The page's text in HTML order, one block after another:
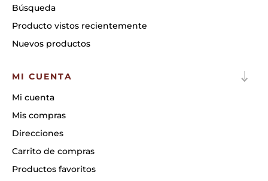
Búsqueda
Producto vistos recientemente
Nuevos productos
MI CUENTA
Mi cuenta
Mis compras
Direcciones
Carrito de compras
Productos favoritos